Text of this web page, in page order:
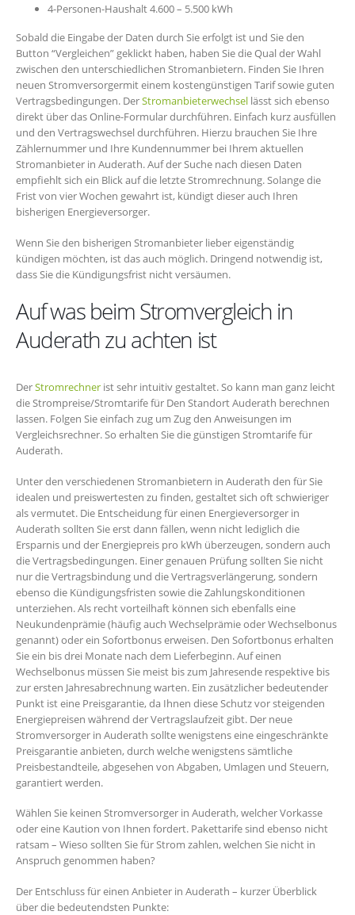
4-Personen-Haushalt 4.600 – 5.500 kWh
Sobald die Eingabe der Daten durch Sie erfolgt ist und Sie den
Button “Vergleichen” geklickt haben, haben Sie die Qual der Wahl
zwischen den unterschiedlichen Stromanbietern. Finden Sie Ihren
neuen Stromversorgermit einem kostengünstigen Tarif sowie guten
Vertragsbedingungen. DerStromanbieterwechsel lässt sich ebenso
direkt über das Online-Formular durchführen. Einfach kurz ausfüllen
und den Vertragswechsel durchführen. Hierzu brauchen Sie Ihre
Zählernummer und Ihre Kundennummer bei Ihrem aktuellen
Stromanbieter in Auderath. Auf der Suche nach diesen Daten
empfiehlt sich ein Blick auf die letzte Stromrechnung. Solange die
Frist von vier Wochen gewahrt ist, kündigt dieser auch Ihren
bisherigen Energieversorger.
Wenn Sie den bisherigen Stromanbieter lieber eigenständig
kündigen möchten, ist das auch möglich. Dringend notwendig ist,
dass Sie die Kündigungsfrist nicht versäumen.
Auf was beim Stromvergleich in
Auderath zu achten ist
DerStromrechner ist sehr intuitiv gestaltet. So kann man ganz leicht
die Strompreise/Stromtarife für Den Standort Auderath berechnen
lassen. Folgen Sie einfach zug um Zug den Anweisungen im
Vergleichsrechner. So erhalten Sie die günstigen Stromtarife für
Auderath.
Unter den verschiedenen Stromanbietern in Auderath den für Sie
idealen und preiswertesten zu finden, gestaltet sich oft schwieriger
als vermutet. Die Entscheidung für einen Energieversorger in
Auderath sollten Sie erst dann fällen, wenn nicht lediglich die
Ersparnis und der Energiepreis pro kWh überzeugen, sondern auch
die Vertragsbedingungen. Einer genauen Prüfung sollten Sie nicht
nur die Vertragsbindung und die Vertragsverlängerung, sondern
ebenso die Kündigungsfristen sowie die Zahlungskonditionen
unterziehen. Als recht vorteilhaft können sich ebenfalls eine
Neukundenprämie (häufig auch Wechselprämie oder Wechselbonus
genannt) oder ein Sofortbonus erweisen. Den Sofortbonus erhalten
Sie ein bis drei Monate nach dem Lieferbeginn. Auf einen
Wechselbonus müssen Sie meist bis zum Jahresende respektive bis
zur ersten Jahresabrechnung warten. Ein zusätzlicher bedeutender
Punkt ist eine Preisgarantie, da Ihnen diese Schutz vor steigenden
Energiepreisen während der Vertragslaufzeit gibt. Der neue
Stromversorger in Auderath sollte wenigstens eine eingeschränkte
Preisgarantie anbieten, durch welche wenigstens sämtliche
Preisbestandteile, abgesehen von Abgaben, Umlagen und Steuern,
garantiert werden.
Wählen Sie keinen Stromversorger in Auderath, welcher Vorkasse
oder eine Kaution von Ihnen fordert. Pakettarife sind ebenso nicht
ratsam – Wieso sollten Sie für Strom zahlen, welchen Sie nicht in
Anspruch genommen haben?
Der Entschluss für einen Anbieter in Auderath – kurzer Überblick
über die bedeutendsten Punkte: